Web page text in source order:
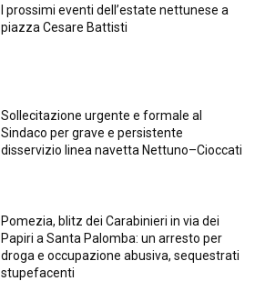
I prossimi eventi dell’estate nettunese a
piazza Cesare Battisti
Sollecitazione urgente e formale al
Sindaco per grave e persistente
disservizio linea navetta Nettuno–Cioccati
Pomezia, blitz dei Carabinieri in via dei
Papiri a Santa Palomba: un arresto per
droga e occupazione abusiva, sequestrati
stupefacenti